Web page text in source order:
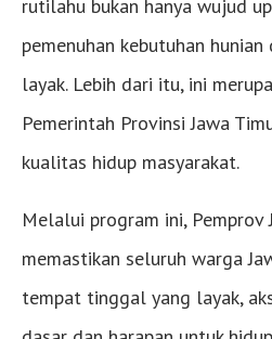
rutilahu bukan hanya wujud
pemenuhan kebutuhan
layak. Lebih dari itu, ini
Pemerintah Provinsi Jawa
kualitas hidup masyarakat.
Melalui program ini, Pemprov
memastikan seluruh warga
tempat tinggal yang layak,